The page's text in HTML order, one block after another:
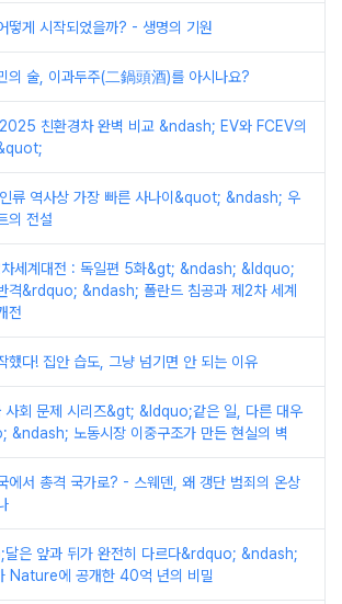
떻게 시작되었을까? - 생명의 기원
의 술, 이과두주(二鍋頭酒)를 아시나요?
친환경차 완벽 비교 &ndash; EV와 FCEV의
류 역사상 가장 빠른 사나이&quot; &ndash; 우
의 전설
세계대전 : 독일편 5화&gt; &ndash; &ldquo;
격&rdquo; &ndash; 폴란드 침공과 제2차 세계
전
했다! 집안 습도, 그냥 넘기면 안 되는 이유
사회 문제 시리즈&gt; &ldquo;같은 일, 다른 대우
&ndash; 노동시장 이중구조가 만든 현실의 벽
에서 총격 국가로? - 스웨덴, 왜 갱단 범죄의 온상
은 앞과 뒤가 완전히 다르다&rdquo; &ndash;
Nature에 공개한 40억 년의 비밀